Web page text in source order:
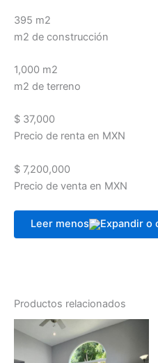
395 m2
m2 de construcción
1,000 m2
m2 de terreno
$ 37,000
Precio de renta en MXN
$ 7,200,000
Precio de venta en MXN
Leer menos
Productos relacionados